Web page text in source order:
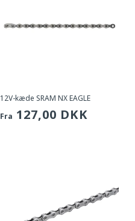
12V-kæde SRAM NX EAGLE
Sædvanlig
Fra 127,00 DKK